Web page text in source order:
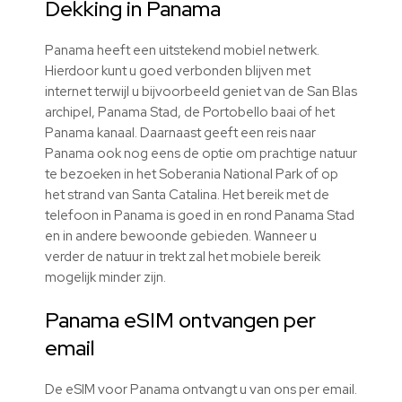
Dekking in Panama
Panama heeft een uitstekend mobiel netwerk.
Hierdoor kunt u goed verbonden blijven met
internet terwijl u bijvoorbeeld geniet van de San Blas
archipel, Panama Stad, de Portobello baai of het
Panama kanaal. Daarnaast geeft een reis naar
Panama ook nog eens de optie om prachtige natuur
te bezoeken in het Soberania National Park of op
het strand van Santa Catalina. Het bereik met de
telefoon in Panama is goed in en rond Panama Stad
en in andere bewoonde gebieden. Wanneer u
verder de natuur in trekt zal het mobiele bereik
mogelijk minder zijn.
Panama eSIM ontvangen per
email
De eSIM voor Panama ontvangt u van ons per email.